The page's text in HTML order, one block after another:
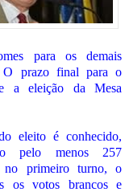
para os demais
O prazo final para o
a eleição da Mesa
eleito é conhecido,
pelo menos 257
no primeiro turno, o
os votos brancos e